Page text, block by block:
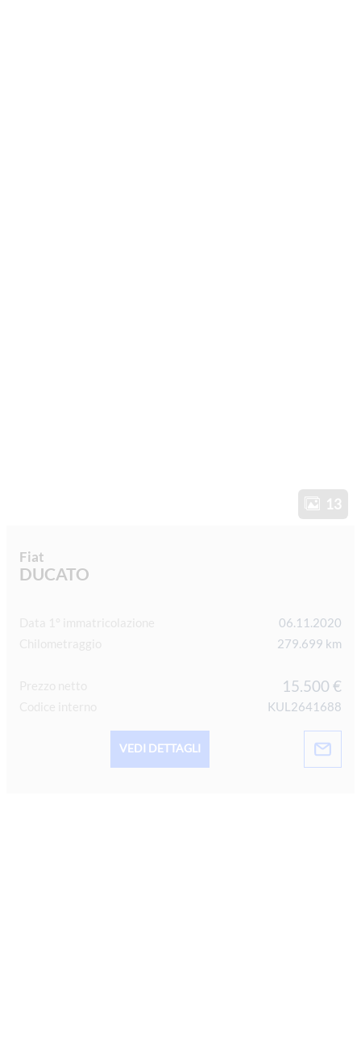
13
Fiat
DUCATO
06.11.2020
279.699 km
15.500 €
KUL2641688
VEDI DETTAGLI